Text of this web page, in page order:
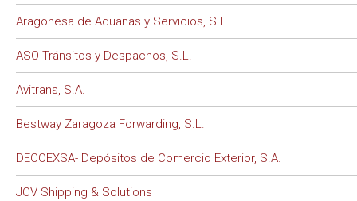
Aragonesa de Aduanas y Servicios, S.L.
ASO Tránsitos y Despachos, S.L.
Avitrans, S.A.
Bestway Zaragoza Forwarding, S.L.
DECOEXSA- Depósitos de Comercio Exterior, S.A.
JCV Shipping & Solutions